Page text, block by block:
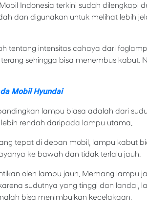
Indonesia terkini sudah dilengkapi
dan digunakan untuk melihat lebih
tentang intensitas cahaya dari
sehingga bisa menembus kabut.
Mobil Hyundai
lampu biasa adalah dari
rendah daripada lampu utama.
tepat di depan mobil, lampu kabut
ke bawah dan tidak terlalu jauh.
oleh lampu jauh. Memang lampu
sudutnya yang tinggi dan landai,
bisa menimbulkan kecelakaan.